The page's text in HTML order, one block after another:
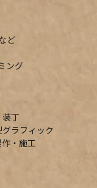
ど
ング
丁
ラフィック
・施工